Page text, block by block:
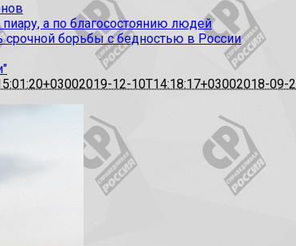
а по благосостоянию людей
срочной борьбы с бедностью в России
2019-12-10T14:18:17+03002018-09-